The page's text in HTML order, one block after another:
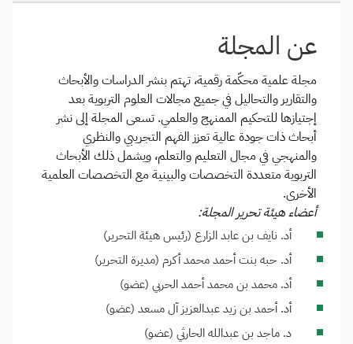
عن المجلة
مجلة علمية محكّمة رقمية، تهتم بنشر الدراسات والأبحاث
والتقارير والتحاليل في جميع مجالات العلوم التربوية بعد
إجتيازها للتحكيم الممنهج والعلمي. تسعى المجلة إلى نشر
أبحاث ذات جودة عالية تعزز الفهم التجريبي والنظري
والمنهجي في مجال التعليم والتعلم، ويشمل ذلك الأبحاث
التربوية متعددة التخصصات والبينية مع التخصصات العلمية
الأخرى.
أعضاء هيئة تحرير المجلة:
أد. نايف بن عابد الزارع (رئيس هيئة التحرير)
أد. حبه بنت أحمد محمد أكرم (مديرة التحرير)
أد. محمد بن محمد أحمد الحربي (عضو)
أد. أحمد بن زيد عبدالعزيز آل مسعد (عضو)
د. ماجد بن عبدالله الحارثي (عضو)